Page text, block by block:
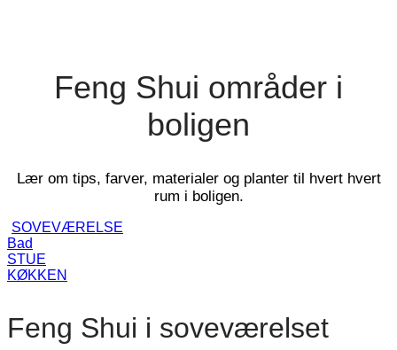
Feng Shui områder i
boligen
Lær om tips, farver, materialer og planter til hvert hvert
rum i boligen.
SOVEVÆRELSE
Bad
STUE
KØKKEN
Feng Shui i soveværelset